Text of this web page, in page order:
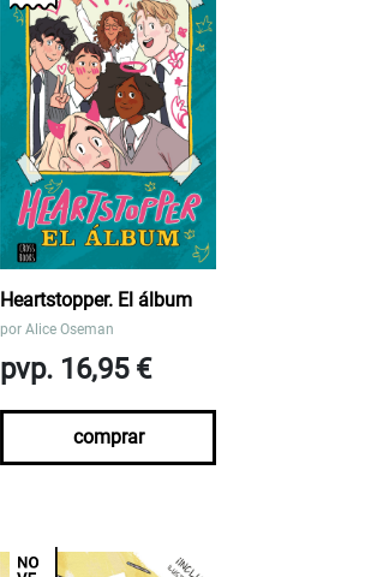
Heartstopper. El álbum
por Alice Oseman
pvp. 16,95 €
comprar